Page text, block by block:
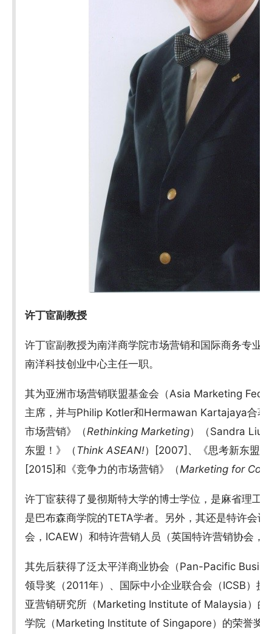
许丁宦副教授
许丁宦副教授为南洋商学院市场营销和国际商务专业
南洋科技创业中心主任一职。
其为亚洲市场营销联盟基金会（Asia Marketing
主席，并与Philip Kotler和Hermawan Kartajaya合著
市场营销》（Rethinking Marketing）（Sandra Liu
东盟！》（ Think ASEAN!）[2007]、《思考新东盟
[2015]和《竞争力的市场营销》（Marketing for
许丁宦获得了曼彻斯特大学的博士学位，是麻省理工
是巴布森商学院的TETA学者。另外，其还是特许会
会，ICAEW）和特许营销人员（英国特许营销协会，
其先后获得了泛太平洋商业协会（Pan-Pacific
领导奖（2011年）、国际中小企业联合会（ICSB）
亚营销研究所（Marketing Institute of Malaysia）的
学院（Marketing Institute of Singapore）的荣誉奖